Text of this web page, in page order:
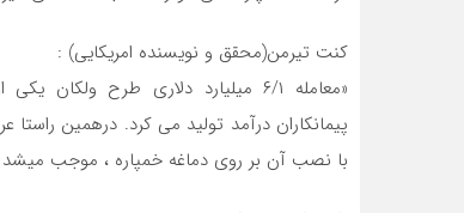
كنت تیرمن(محقق و نویسنده امریكایی) :
«معامله ۶/۱ میلیارد دلاری طرح
با نصب آن بر روی دماغه خمپاره ، موجب